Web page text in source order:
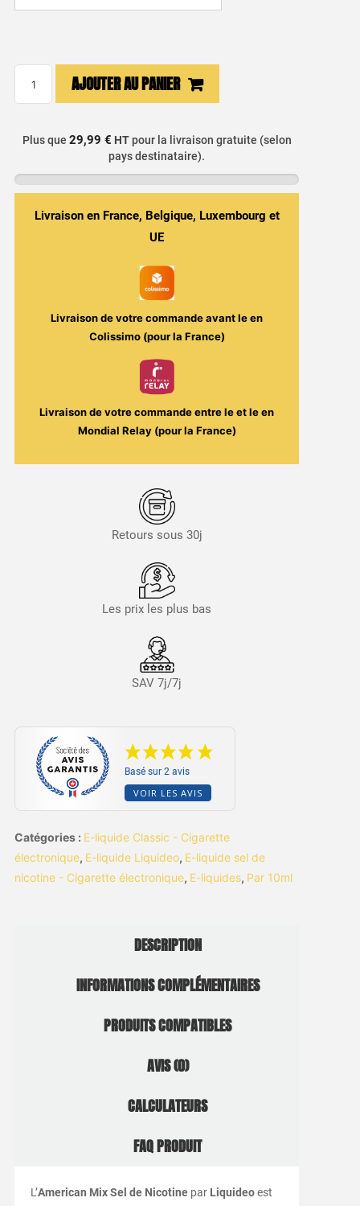
liquide
Blond
-
American
AJOUTER AU PANIER
Plus que 29,99 € HTpour la livraison gratuite (selon
pays destinataire).
Livraison en France, Belgique, Luxembourg et
UE
Livraison de votre commande avant leen
Colissimo (pour la France)
Livraison de votre commande entre leet leen
Mondial Relay (pour la France)
Retours sous 30j
Les prix les plus bas
SAV 7j/7j
Basé sur 2 avis
VOIR LES AVIS
Catégories : E-liquide Classic - Cigarette
électronique, E-liquide Liquideo, E-liquide sel de
nicotine - Cigarette électronique, E-liquides, Par 10ml
DESCRIPTION
INFORMATIONS COMPLÉMENTAIRES
PRODUITS COMPATIBLES
AVIS (0)
CALCULATEURS
FAQ PRODUIT
L’American Mix Sel de Nicotinepar Liquideoest